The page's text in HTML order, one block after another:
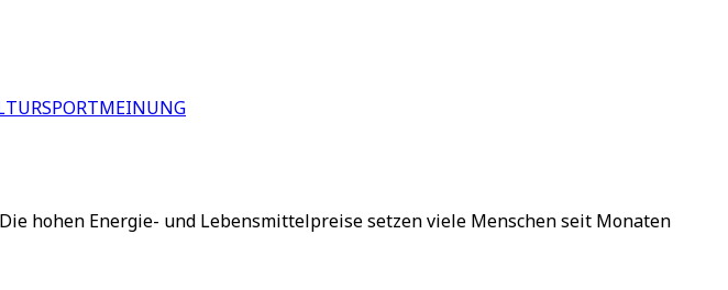
SPORTMEINUNG
hohen Energie- und Lebensmittelpreise setzen viele Menschen seit Monaten